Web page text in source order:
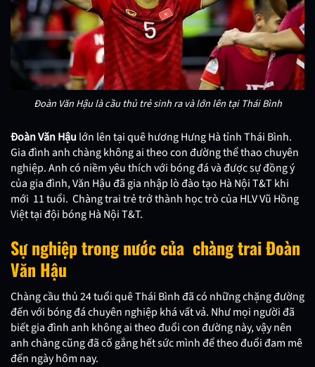
Đoàn Văn Hậu là cầu thủ trẻ sinh ra và lớn lên tại Thái Bình
Đoàn Văn Hậu lớn lên tại quê hương Hưng Hà tỉnh Thái Bình.
Gia đình anh chàng không ai theo con đường thể thao chuyên
nghiệp. Anh có niềm yêu thích với bóng đá và được sự đồng ý
của gia đình, Văn Hậu đã gia nhập lò đào tạo Hà Nội T&T khi
mới 11 tuổi. Chàng trai trẻ trở thành học trò của HLV Vũ Hồng
Việt tại đội bóng Hà Nội T&T.
Sự nghiệp trong nước của chàng trai Đoàn
Văn Hậu
Chàng cầu thủ 24 tuổi quê Thái Bình đã có những chặng đường
đến với bóng đá chuyên nghiệp khá vất vả. Như mọi người đã
biết gia đình anh không ai theo đuổi con đường này, vậy nên
anh chàng cũng đã cố gắng hết sức mình để theo đuổi đam mê
đến ngày hôm nay.